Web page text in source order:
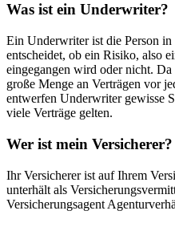
Was ist ein Underwriter?
Ein Underwriter ist die Person
entscheidet, ob ein Risiko, also
eingegangen wird oder nicht.
große Menge an Verträgen vor
entwerfen Underwriter gewisse
viele Verträge gelten.
Wer ist mein Versicherer?
Ihr Versicherer ist auf Ihrem
unterhält als
Versicherungsagent